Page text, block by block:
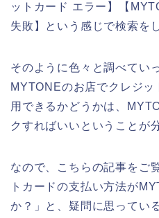
ットカード エラー】【
失敗】という感じで検索を
そのように色々と調べてい
MYTONEのお店でクレジッ
用できるかどうかは、
クすればいいということが
なので、こちらの記事をご
トカードの支払い方法が
か？」と、疑問に思ってい